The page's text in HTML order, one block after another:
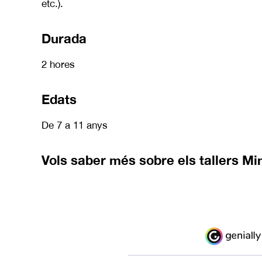
etc.).
Durada
2 hores
Edats
De 7 a 11 anys
Vols saber més sobre els tallers